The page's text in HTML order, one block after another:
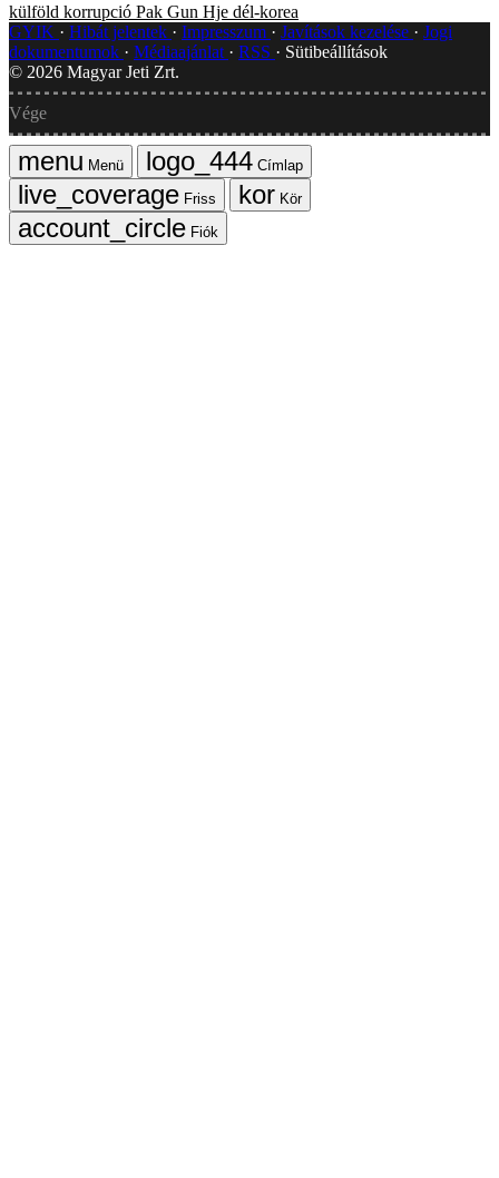
külföld korrupció Pak Gun Hje dél-korea
GYIK
Hibát jelentek Impresszum Javítások kezelése
Jogi
dokumentumok
Médiaajánlat RSS
Sütibeállítások
© 2026 Magyar Jeti Zrt.
Vége
Menü
Címlap
Friss
Kör
Fiók